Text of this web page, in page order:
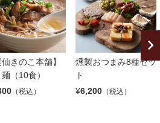
仙きのこ本舗】
（10食）
（税込）
燻製おつまみ8種セッ
ト
¥6,200 （税込）